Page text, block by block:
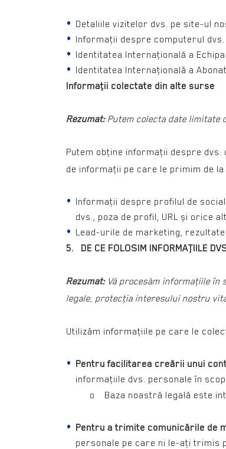
Detaliile vizitelor dvs. pe site-ul
Informaţii despre computerul
Identitatea Internaţională a
Identitatea Internaţională a
Informaţii colectate din alte surse
Rezumat:Putem colecta date limitate
Putem obţine informaţii despre
de informaţii pe care le primim de
Informaţii despre profilul de
dvs., poza de profil, URL și orice
Lead-urile de marketing,
5. DE CE FOLOSIM INFORMAŢIILE
Rezumat:Vă procesăm informaţiile în
legale, protecţia interesului nostru
Utilizăm informaţiile pe care le
Pentru facilitarea creării unui
informaţiile dvs. personale în
o Baza noastră legală este
Pentru a trimite comunicările de
personale pe care ni le-aţi trimis